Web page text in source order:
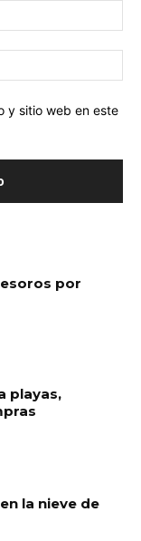
y sitio web en este
por
playas,
la nieve de